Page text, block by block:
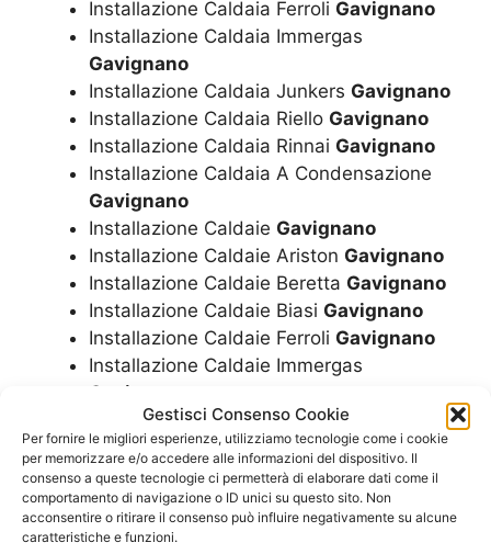
Gestisci Consenso Cookie
Per fornire le migliori esperienze, utilizziamo tecnologie come i cookie
per memorizzare e/o accedere alle informazioni del dispositivo. Il
consenso a queste tecnologie ci permetterà di elaborare dati come il
comportamento di navigazione o ID unici su questo sito. Non
acconsentire o ritirare il consenso può influire negativamente su alcune
caratteristiche e funzioni.
Installazione Caldaia Ferroli Gavignano
Installazione Caldaia Immergas
Gavignano
Installazione Caldaia Junkers Gavignano
Installazione Caldaia Riello Gavignano
Installazione Caldaia Rinnai Gavignano
Installazione Caldaia A Condensazione
Gavignano
Installazione Caldaie Gavignano
Installazione Caldaie Ariston Gavignano
Installazione Caldaie Beretta Gavignano
Installazione Caldaie Biasi Gavignano
Installazione Caldaie Ferroli Gavignano
Installazione Caldaie Immergas
Gavignano
Installazione Caldaie Junkers
Installazione Caldaie RielloGavignano
Installazione Caldaie RinnaiGavignano
Installazione Caldaie A Condensazione
Gavignano